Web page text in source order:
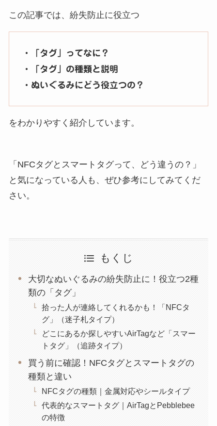
この記事では、紛失防止に役立つ
・「タグ」ってなに？
・「タグ」の種類と説明
・ぬいぐるみにどう役立つの？
をわかりやすく紹介しています。
「NFCタグとスマートタグって、どう違うの？」
と気になっている人も、ぜひ参考にしてみてくだ
さい。
もくじ
大切なぬいぐるみの紛失防止に！役立つ2種
類の「タグ」
拾った人が連絡してくれるかも！「NFCタ
グ」（迷子札タイプ）
どこにあるか探しやすいAirTagなど「スマー
トタグ」（追跡タイプ）
買う前に確認！NFCタグとスマートタグの
種類と違い
NFCタグの種類｜金属対応やシールタイプ
代表的なスマートタグ｜AirTagとPebblebee
の特徴